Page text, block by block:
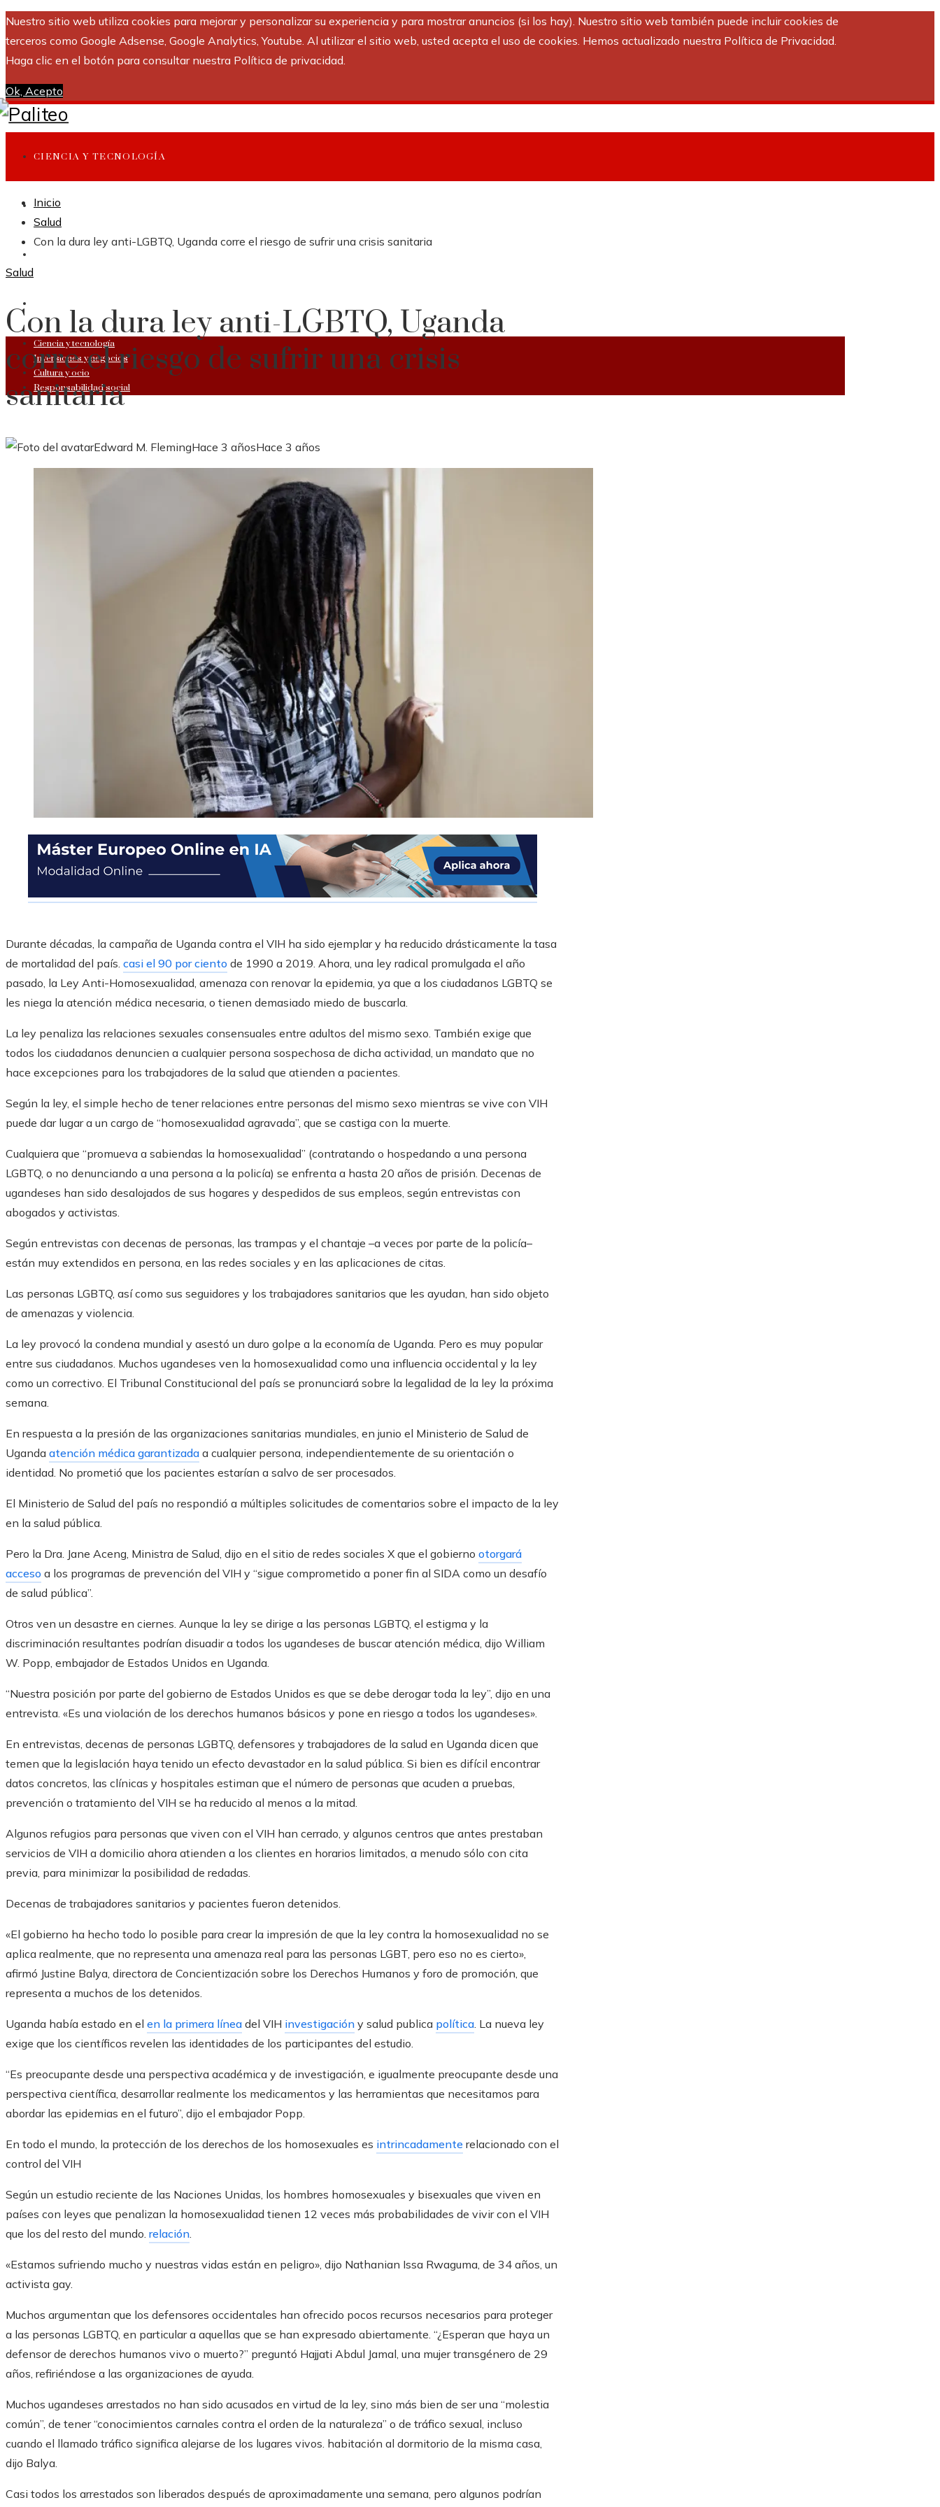
Nuestro sitio web utiliza cookies para mejorar y personalizar su experiencia y para mostrar anuncios (si los hay). Nuestro sitio web también puede incluir cookies de
terceros como Google Adsense, Google Analytics, Youtube. Al utilizar el sitio web, usted acepta el uso de cookies. Hemos actualizado nuestra Política de Privacidad.
Haga clic en el botón para consultar nuestra Política de privacidad.
Ok, Acepto
CIENCIA Y TECNOLOGÍA
INVERSIONES Y NEGOCIOS
Ciencia y tecnología
Inversiones y negocios
Cultura y ocio
Responsabilidad social
Inicio
Salud
Con la dura ley anti-LGBTQ, Uganda corre el riesgo de sufrir una crisis sanitaria
Salud
Con la dura ley anti-LGBTQ, Uganda
corre el riesgo de sufrir una crisis
sanitaria
Edward M. FlemingHace 3 añosHace 3 años
Durante décadas, la campaña de Uganda contra el VIH ha sido ejemplar y ha reducido drásticamente la tasa
de mortalidad del país. casi el 90 por ciento de 1990 a 2019. Ahora, una ley radical promulgada el año
pasado, la Ley Anti-Homosexualidad, amenaza con renovar la epidemia, ya que a los ciudadanos LGBTQ se
les niega la atención médica necesaria, o tienen demasiado miedo de buscarla.
La ley penaliza las relaciones sexuales consensuales entre adultos del mismo sexo. También exige que
todos los ciudadanos denuncien a cualquier persona sospechosa de dicha actividad, un mandato que no
hace excepciones para los trabajadores de la salud que atienden a pacientes.
Según la ley, el simple hecho de tener relaciones entre personas del mismo sexo mientras se vive con VIH
puede dar lugar a un cargo de “homosexualidad agravada”, que se castiga con la muerte.
Cualquiera que “promueva a sabiendas la homosexualidad” (contratando o hospedando a una persona
LGBTQ, o no denunciando a una persona a la policía) se enfrenta a hasta 20 años de prisión. Decenas de
ugandeses han sido desalojados de sus hogares y despedidos de sus empleos, según entrevistas con
abogados y activistas.
Según entrevistas con decenas de personas, las trampas y el chantaje –a veces por parte de la policía–
están muy extendidos en persona, en las redes sociales y en las aplicaciones de citas.
Las personas LGBTQ, así como sus seguidores y los trabajadores sanitarios que les ayudan, han sido objeto
de amenazas y violencia.
La ley provocó la condena mundial y asestó un duro golpe a la economía de Uganda. Pero es muy popular
entre sus ciudadanos. Muchos ugandeses ven la homosexualidad como una influencia occidental y la ley
como un correctivo. El Tribunal Constitucional del país se pronunciará sobre la legalidad de la ley la próxima
semana.
En respuesta a la presión de las organizaciones sanitarias mundiales, en junio el Ministerio de Salud de
Uganda atención médica garantizada a cualquier persona, independientemente de su orientación o
identidad. No prometió que los pacientes estarían a salvo de ser procesados.
El Ministerio de Salud del país no respondió a múltiples solicitudes de comentarios sobre el impacto de la ley
en la salud pública.
Pero la Dra. Jane Aceng, Ministra de Salud, dijo en el sitio de redes sociales X que el gobierno otorgará
acceso a los programas de prevención del VIH y “sigue comprometido a poner fin al SIDA como un desafío
de salud pública”.
Otros ven un desastre en ciernes. Aunque la ley se dirige a las personas LGBTQ, el estigma y la
discriminación resultantes podrían disuadir a todos los ugandeses de buscar atención médica, dijo William
W. Popp, embajador de Estados Unidos en Uganda.
“Nuestra posición por parte del gobierno de Estados Unidos es que se debe derogar toda la ley”, dijo en una
entrevista. «Es una violación de los derechos humanos básicos y pone en riesgo a todos los ugandeses».
En entrevistas, decenas de personas LGBTQ, defensores y trabajadores de la salud en Uganda dicen que
temen que la legislación haya tenido un efecto devastador en la salud pública. Si bien es difícil encontrar
datos concretos, las clínicas y hospitales estiman que el número de personas que acuden a pruebas,
prevención o tratamiento del VIH se ha reducido al menos a la mitad.
Algunos refugios para personas que viven con el VIH han cerrado, y algunos centros que antes prestaban
servicios de VIH a domicilio ahora atienden a los clientes en horarios limitados, a menudo sólo con cita
previa, para minimizar la posibilidad de redadas.
Decenas de trabajadores sanitarios y pacientes fueron detenidos.
«El gobierno ha hecho todo lo posible para crear la impresión de que la ley contra la homosexualidad no se
aplica realmente, que no representa una amenaza real para las personas LGBT, pero eso no es cierto»,
afirmó Justine Balya, directora de Concientización sobre los Derechos Humanos y foro de promoción, que
representa a muchos de los detenidos.
Uganda había estado en el en la primera línea del VIH investigación y salud publica política. La nueva ley
exige que los científicos revelen las identidades de los participantes del estudio.
“Es preocupante desde una perspectiva académica y de investigación, e igualmente preocupante desde una
perspectiva científica, desarrollar realmente los medicamentos y las herramientas que necesitamos para
abordar las epidemias en el futuro”, dijo el embajador Popp.
En todo el mundo, la protección de los derechos de los homosexuales es intrincadamente relacionado con el
control del VIH
Según un estudio reciente de las Naciones Unidas, los hombres homosexuales y bisexuales que viven en
países con leyes que penalizan la homosexualidad tienen 12 veces más probabilidades de vivir con el VIH
que los del resto del mundo. relación.
«Estamos sufriendo mucho y nuestras vidas están en peligro», dijo Nathanian Issa Rwaguma, de 34 años, un
activista gay.
Muchos argumentan que los defensores occidentales han ofrecido pocos recursos necesarios para proteger
a las personas LGBTQ, en particular a aquellas que se han expresado abiertamente. “¿Esperan que haya un
defensor de derechos humanos vivo o muerto?” preguntó Hajjati Abdul Jamal, una mujer transgénero de 29
años, refiriéndose a las organizaciones de ayuda.
Muchos ugandeses arrestados no han sido acusados ​​en virtud de la ley, sino más bien de ser una “molestia
común”, de tener “conocimientos carnales contra el orden de la naturaleza” o de tráfico sexual, incluso
cuando el llamado tráfico significa alejarse de los lugares vivos. habitación al dormitorio de la misma casa,
dijo Balya.
Casi todos los arrestados son liberados después de aproximadamente una semana, pero algunos podrían